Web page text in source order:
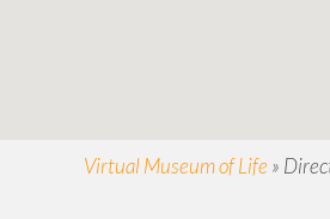
Virtual Museum of Life »